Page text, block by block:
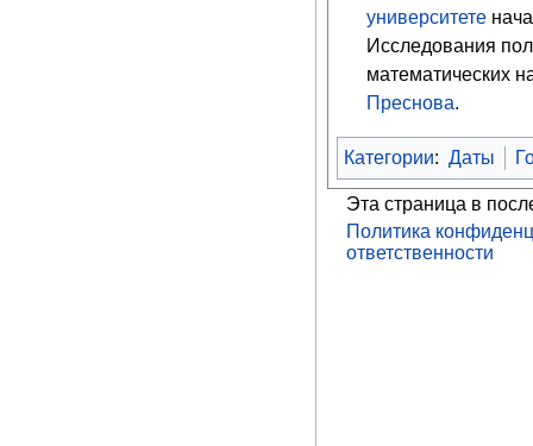
университете
Исследования
математических
Преснова.
Категории: Даты
Эта страница в
Политика
ответственности